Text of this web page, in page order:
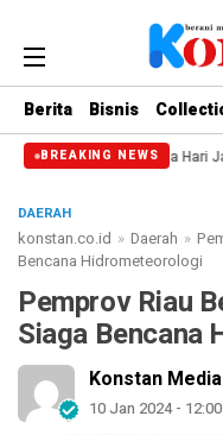
Berita Bisnis
BREAKING NEWS
Paripurna Hari Jadi ke-
DAERAH
konstan.co.id » Daerah »
Bencana Hidrometeorologi
Pemprov Riau
Siaga Bencana
Konstan Media
10 Jan 2024 -